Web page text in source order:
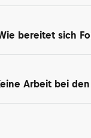
bereitet sich
Arbeit bei